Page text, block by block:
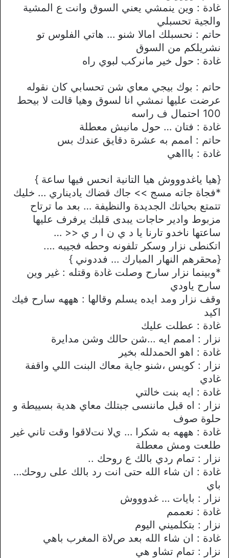
غادة : وين ينمشي يعني السوق وانت ع المشية
والجية تحسبلي
حاتم : نحسبلك اماﻻ شنو … هاتي الفلوس تو
نشريلكم من السوق
غادة : حول خير مانركب لبوي راه
حاتم : بوك بيجي معاي شن تحسابي كان نقوله
عرضت عليها نمشي انا لسوق وهيا قالت ﻻ بيحط
100 احتمال ف راسه
غادة : فتان … حول مانيش معطلة
حاتم : اممم به عشرة دقايق عندك بس
غادة : باااهي
{هيا ياغدوووش هيا التانية انحس فيها ساعة }
*فجاة جاته مسج >> جاك قضاك ياديناري … خليك
تتمتع بحياتك الجديدة والنظيفة … بعد ما ترتاح
مزبوط وادير حاجات يبدى قلبك يرفرف عليها
ساعتها ناخدو تارنا يا د ي ن ا ر ي << …
اتكنطى نزار وسكر تلفونه وحطه فجيبه ….
{محقرهم النهار المبارك … فددوني }
*وبينما نزار سارح وصلت غادة وقتله : غير وين
سارح ياودي
وقف نزار ومد ايده يسلم وقالها : هههه سارح فيك
اكيد
غادة : عطلت عليك
نزار : اممم ايه …شن حالك وشن مدايرة
غادة : اهو الحمدلله بخير
نزار : كويس ،شنو جاية معاك البنت اللي واقفة
غادي
غادة : ايه بنت خالتي
نزار : اه قبل ماننسى جبتلك معاي هدية بسييطة و
حلوة صوف
غادة : هههه به شكرا … يﻻ نتﻻقوا وقت تاني غير
طلعت ومش معطلة
نزار : تمام ردي بالك ع روحك ..
غادة : ان شاء الله حتى انت رد بالك على روحك…
باي
نزار : بايات … غدوووش
غادة : نعممم
نزار : بتكلميني اليوم
غادة : ان شاء الله بعد صﻻة المغرب باهي
نزار : تمام تشاو هي